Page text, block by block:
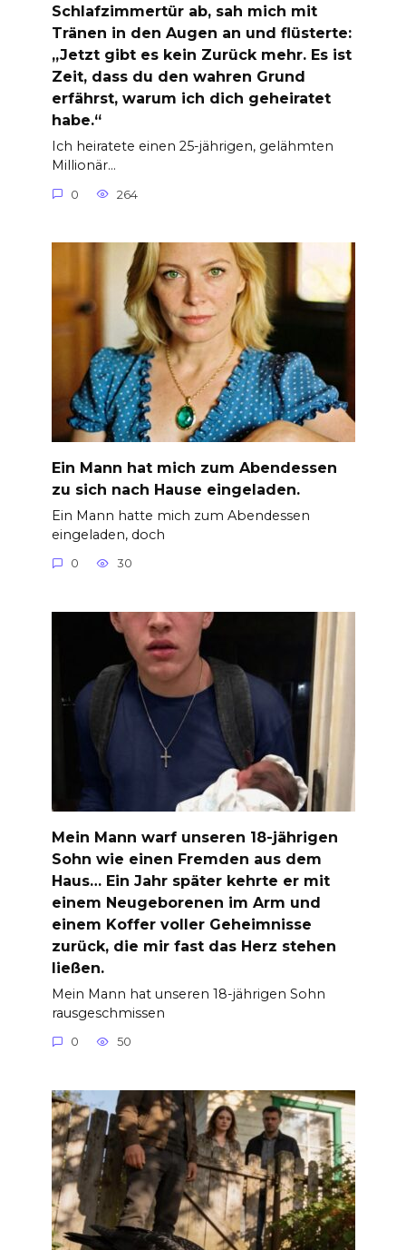
Schlafzimmertür ab, sah mich mit
Tränen in den Augen an und flüsterte:
„Jetzt gibt es kein Zurück mehr. Es ist
Zeit, dass du den wahren Grund
erfährst, warum ich dich geheiratet
habe.“
Ich heiratete einen 25-jährigen, gelähmten
Millionär…
0 264
Ein Mann hat mich zum Abendessen
zu sich nach Hause eingeladen.
Ein Mann hatte mich zum Abendessen
eingeladen, doch
0 30
Mein Mann warf unseren 18-jährigen
Sohn wie einen Fremden aus dem
Haus… Ein Jahr später kehrte er mit
einem Neugeborenen im Arm und
einem Koffer voller Geheimnisse
zurück, die mir fast das Herz stehen
ließen.
Mein Mann hat unseren 18-jährigen Sohn
rausgeschmissen
0 50